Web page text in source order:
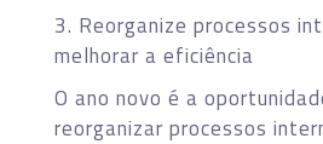
3. Reorganize processos
melhorar a eficiência
O ano novo é a
reorganizar processos